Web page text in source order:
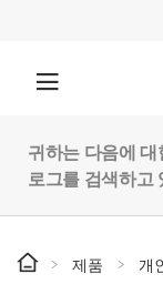
귀하는 다음에
로그를 검색하고
제품 개